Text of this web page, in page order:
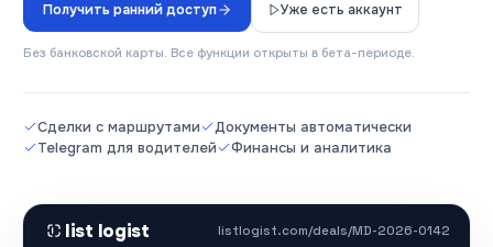
Получить ранний доступ Уже есть аккаунт
Без банковской карты. Все функции открыты в бета-периоде.
Сделки с маршрутами
Документы автоматически
Telegram для водителей
Финансы и аналитика
list logist listlogist.com/deals/MD-2026-0142